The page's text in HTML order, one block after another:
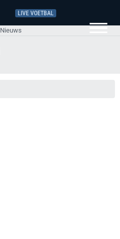
LIVE VOETBAL
Nieuws